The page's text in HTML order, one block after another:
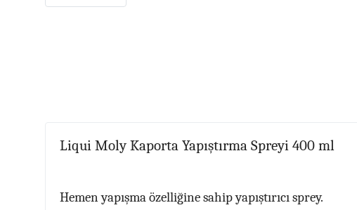
Liqui Moly Kaporta Yapıştırma Spreyi 400 ml
Hemen yapışma özelliğine sahip yapıştırıcı sprey.